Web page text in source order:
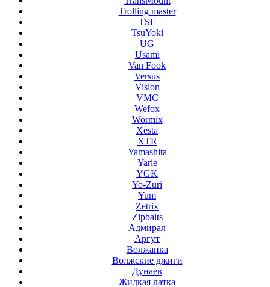
Trolling master
TSF
TsuYoki
UG
Usami
Van Fook
Versus
Vision
VMC
Wefox
Wormix
Xesta
XTR
Yamashita
Yarie
YGK
Yo-Zuri
Yum
Zetrix
Zipbaits
Адмирал
Аргут
Волжанка
Волжские джиги
Дунаев
Жидкая латка